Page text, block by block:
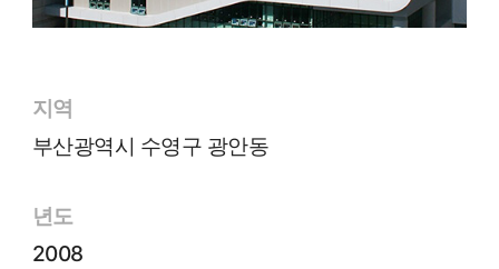
지역
부산광역시 수영구 광안동
년도
2008